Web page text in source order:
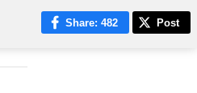
Share: 482 Post